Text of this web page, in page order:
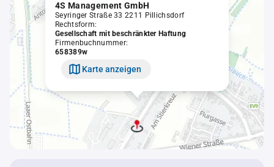
4S Management GmbH
Seyringer Straße 33 2211 Pillichsdorf
Rechtsform:
Gesellschaft mit beschränkter Haftung
Firmenbuchnummer:
658389w
Karte anzeigen